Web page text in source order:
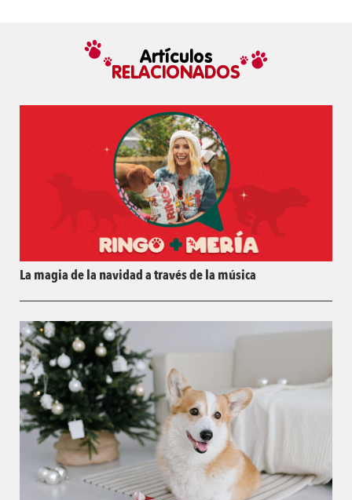
Artículos
RELACIONADOS
La magia de la navidad a través de la música